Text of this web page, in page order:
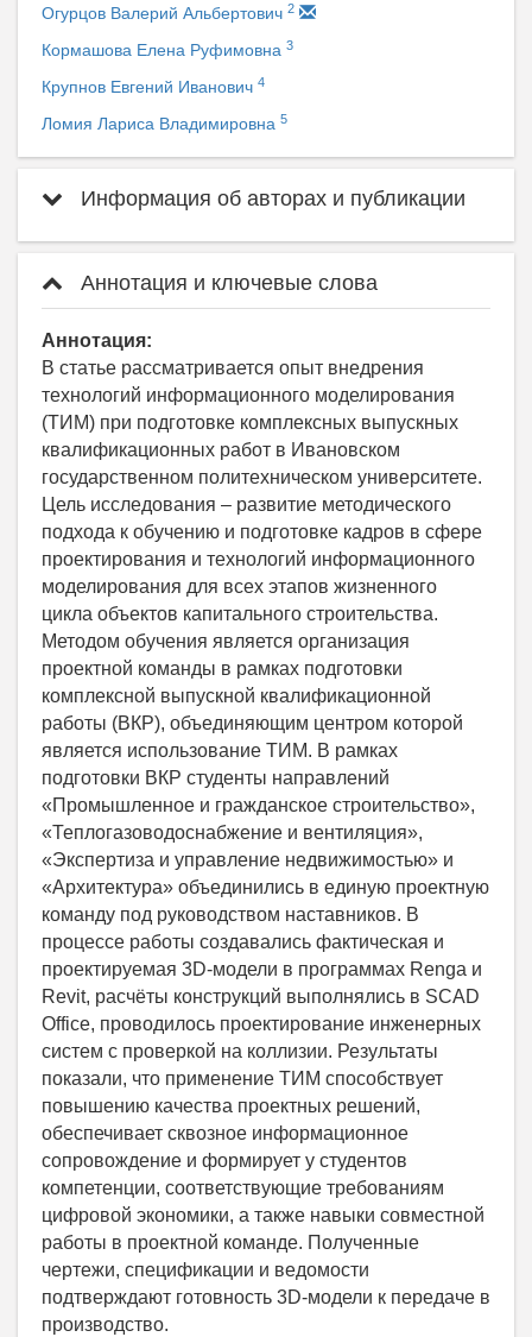
Огурцов Валерий Альбертович 2
Кормашова Елена Руфимовна 3
Крупнов Евгений Иванович 4
Ломия Лариса Владимировна 5
Информация об авторах и публикации
Аннотация и ключевые слова
Аннотация:
В статье рассматривается опыт внедрения
технологий информационного моделирования
(ТИМ) при подготовке комплексных выпускных
квалификационных работ в Ивановском
государственном политехническом университете.
Цель исследования – развитие методического
подхода к обучению и подготовке кадров в сфере
проектирования и технологий информационного
моделирования для всех этапов жизненного
цикла объектов капитального строительства.
Методом обучения является организация
проектной команды в рамках подготовки
комплексной выпускной квалификационной
работы (ВКР), объединяющим центром которой
является использование ТИМ. В рамках
подготовки ВКР студенты направлений
«Промышленное и гражданское строительство»,
«Теплогазоводоснабжение и вентиляция»,
«Экспертиза и управление недвижимостью» и
«Архитектура» объединились в единую проектную
команду под руководством наставников. В
процессе работы создавались фактическая и
проектируемая 3D-модели в программах Renga и
Revit, расчёты конструкций выполнялись в SCAD
Office, проводилось проектирование инженерных
систем с проверкой на коллизии. Результаты
показали, что применение ТИМ способствует
повышению качества проектных решений,
обеспечивает сквозное информационное
сопровождение и формирует у студентов
компетенции, соответствующие требованиям
цифровой экономики, а также навыки совместной
работы в проектной команде. Полученные
чертежи, спецификации и ведомости
подтверждают готовность 3D-модели к передаче в
производство.